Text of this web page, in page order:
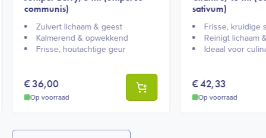
communis)
Zuivert lichaam & geest​
Kalmerend & opwekkend​
Frisse, houtachtige geur​
€36,00
Op voorraad
sativum)
Frisse, kruidige
Reinigt lichaam
Ideaal voor
€42,33
Op voorraad